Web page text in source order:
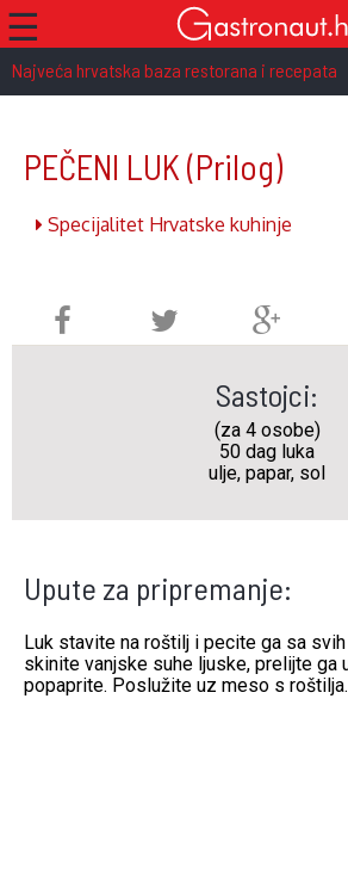
☰
Najveća hrvatska baza restorana i recepata
PEČENI LUK (Prilog)
Specijalitet Hrvatske kuhinje
Sastojci:
(za 4 osobe)
50 dag luka
ulje, papar, sol
Upute za pripremanje:
Luk stavite na roštilj i pecite ga sa
skinite vanjske suhe ljuske, prelijte ga
popaprite. Poslužite uz meso s roštilja.